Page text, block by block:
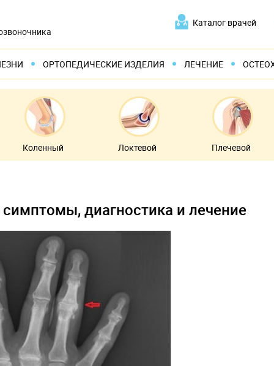
Каталог врачей
ОРТОПЕДИЧЕСКИЕ ИЗДЕЛИЯ ЛЕЧЕНИЕ
Коленный Локтевой Плечевой
диагностика и лечение